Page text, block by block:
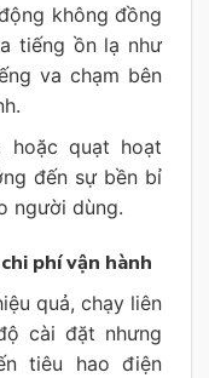
không đồng
tiếng ồn lạ như
va chạm bên
hoặc quạt hoạt
đến sự bền bỉ
người dùng.
phí vận hành
quả, chạy liên
cài đặt nhưng
tiêu hao điện